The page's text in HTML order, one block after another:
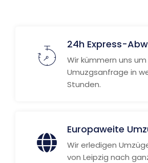
24h Express-
Wir kümmern uns um
Umuzgsanfrage in
Stunden.
Europaweite
Wir erledigen
von Leipzig nach